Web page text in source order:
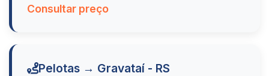
Consultar preço
Pelotas → Gravataí - RS